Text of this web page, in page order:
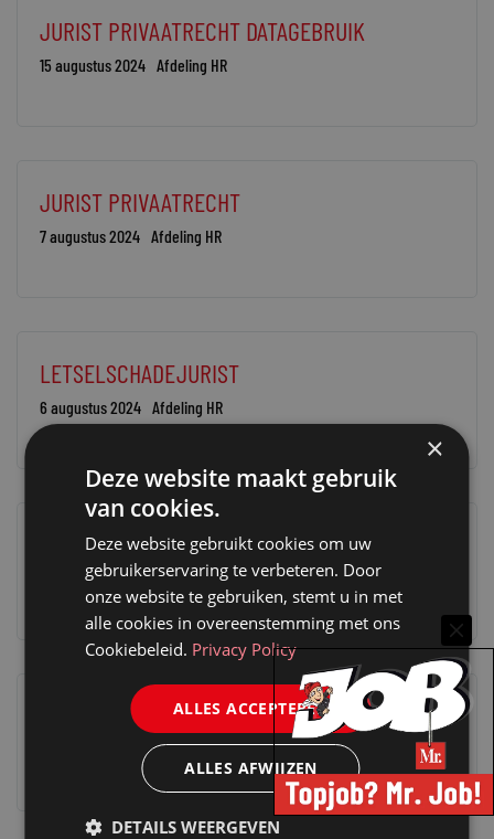
JURIST PRIVAATRECHT DATAGEBRUIK
15 augustus 2024 Afdeling HR
JURIST PRIVAATRECHT
7 augustus 2024 Afdeling HR
LETSELSCHADEJURIST
6 augustus 2024 Afdeling HR
JURIST CONTRACTENRECHT
5 augustus 2024 Farah Chtari
JURIST INKOOP
Afdeling HR
×
Deze website maakt gebruik
van cookies.
Deze website gebruikt cookies om uw
gebruikerservaring te verbeteren. Door
onze website te gebruiken, stemt u in met
alle cookies in overeenstemming met ons
Cookiebeleid. Privacy Policy
ALLES ACCEPTEREN
ALLES AFWIJZEN
DETAILS WEERGEVEN